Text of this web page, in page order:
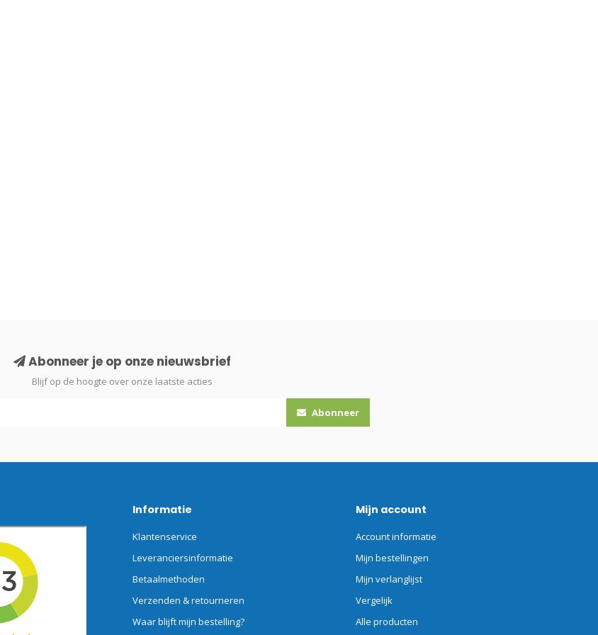
Abonneer je op onze nieuwsbrief
Blijf op de hoogte over onze laatste acties
Abonneer
Informatie
Klantenservice
Leveranciersinformatie
Betaalmethoden
Verzenden & retourneren
Waar blijft mijn bestelling?
Mijn account
Account informatie
Mijn bestellingen
Mijn verlanglijst
Vergelijk
Alle producten